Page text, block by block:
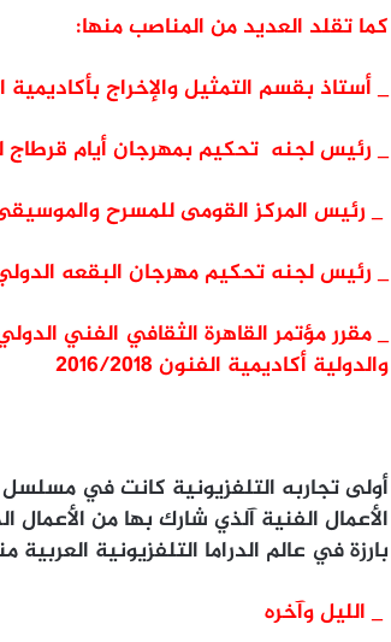
كما تقلد العديد من المناصب منها:
_ أستاذ بقسم التمثيل والإخراج بأكاديمية
_ رئيس لجنه تحكيم بمهرجان أيام قرطاج
_ رئيس المركز القومى للمسرح
_ رئيس لجنه تحكيم مهرجان البقعه الدولي
والدولية أكاديمية الفنون ٢٠١٦/٢٠١٨
أولى تجاربه التلفزيونية كانت في مسلسل
الأعمال الفنية آلذي شارك بها من الأعمال
بارزة في عالم الدراما التلفزيونية العربية
_ الليل وآخره